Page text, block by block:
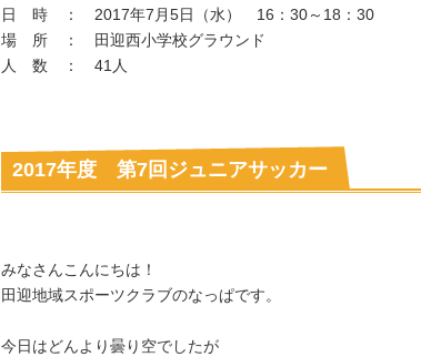
日 時 ： 2017年7月5日（水） 16：30～18：30
場 所 ： 田迎西小学校グラウンド
人 数 ： 41人
2017年度 第7回ジュニアサッカー
みなさんこんにちは！
田迎地域スポーツクラブのなっぱです。
今日はどんより曇り空でしたが